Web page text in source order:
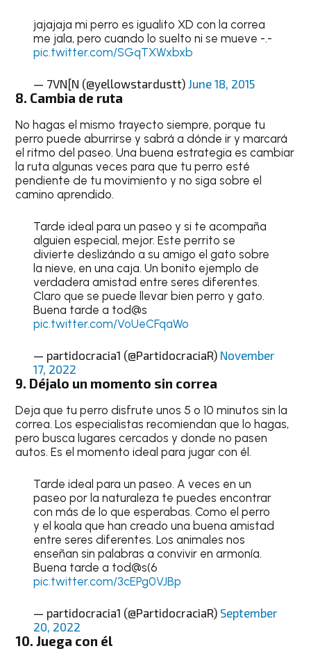
jajajaja mi perro es igualito XD con la correa
me jala, pero cuando lo suelto ni se mueve -.-
pic.twitter.com/SGqTXWxbxb
— 7VN[N (@yellowstardustt) June 18, 2015
8. Cambia de ruta
No hagas el mismo trayecto siempre, porque tu
perro puede aburrirse y sabrá a dónde ir y marcará
el ritmo del paseo. Una buena estrategia es cambiar
la ruta algunas veces para que tu perro esté
pendiente de tu movimiento y no siga sobre el
camino aprendido.
Tarde ideal para un paseo y si te acompaña
alguien especial, mejor. Este perrito se
divierte deslizándo a su amigo el gato sobre
la nieve, en una caja. Un bonito ejemplo de
verdadera amistad entre seres diferentes.
Claro que se puede llevar bien perro y gato.
Buena tarde a tod@s
pic.twitter.com/VoUeCFqaWo
— partidocracia1 (@PartidocraciaR) November
17, 2022
9. Déjalo un momento sin correa
Deja que tu perro disfrute unos 5 o 10 minutos sin la
correa. Los especialistas recomiendan que lo hagas,
pero busca lugares cercados y donde no pasen
autos. Es el momento ideal para jugar con él.
Tarde ideal para un paseo. A veces en un
paseo por la naturaleza te puedes encontrar
con más de lo que esperabas. Como el perro
y el koala que han creado una buena amistad
entre seres diferentes. Los animales nos
enseñan sin palabras a convivir en armonía.
Buena tarde a tod@s(6
pic.twitter.com/3cEPg0VJBp
— partidocracia1 (@PartidocraciaR) September
20, 2022
10. Juega con él